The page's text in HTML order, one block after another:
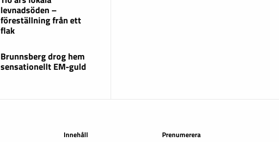
levnadsöden –
föreställning från ett
flak
Brunnsberg drog hem
sensationellt EM-guld
Innehåll Prenumerera